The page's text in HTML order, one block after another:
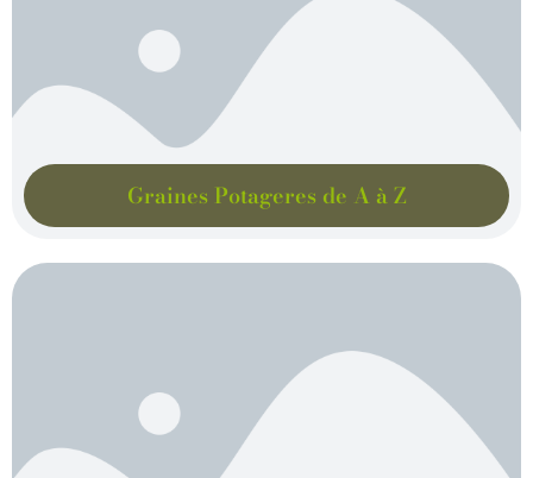
Graines Potageres de A à Z